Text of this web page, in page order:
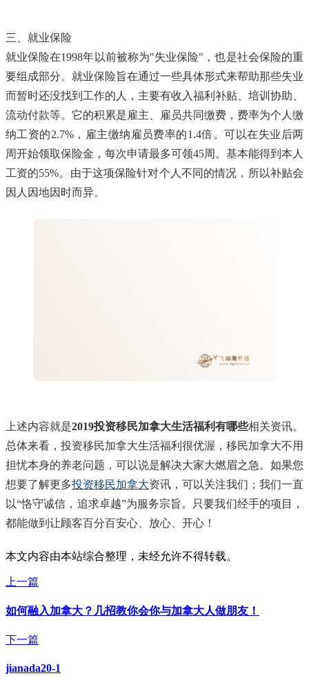
三、就业保险
就业保险在1998年以前被称为"失业保险"，也是社会保险的重
要组成部分。就业保险旨在通过一些具体形式来帮助那些失业
而暂时还没找到工作的人，主要有收入福利补贴、培训协助、
流动付款等。它的积累是雇主、雇员共同缴费，费率为个人缴
纳工资的2.7%，雇主缴纳雇员费率的1.4倍。可以在失业后两
周开始领取保险金，每次申请最多可领45周。基本能得到本人
工资的55%。由于这项保险针对个人不同的情况，所以补贴会
因人因地因时而异。
上述内容就是2019投资移民加拿大生活福利有哪些相关资讯。
总体来看，投资移民加拿大生活福利很优渥，移民加拿大不用
担忧本身的养老问题，可以说是解决大家大燃眉之急。如果您
想要了解更多投资移民加拿大资讯，可以关注我们；我们一直
以“恪守诚信，追求卓越”为服务宗旨。只要我们经手的项目，
都能做到让顾客百分百安心、放心、开心！
本文内容由本站综合整理，未经允许不得转载。
上一篇
如何融入加拿大？几招教你会你与加拿大人做朋友！
下一篇
jianada20-1